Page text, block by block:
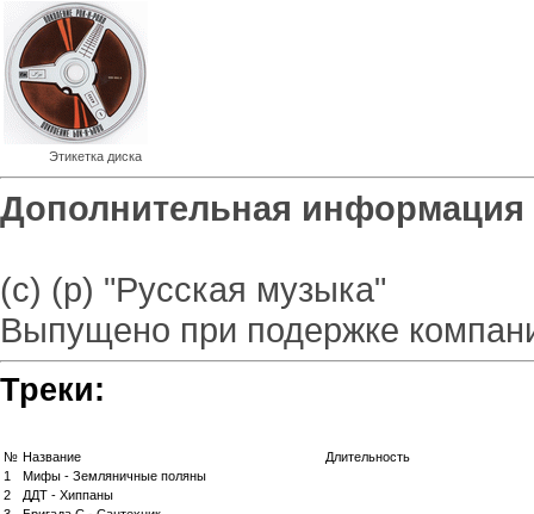
Этикетка диска
Дополнительная информация
(с) (р) "Русская музыка"
Выпущено при подержке
Треки:
№ Название
Длительность
1
Мифы - Земляничные поляны
2
ДДТ - Хиппаны